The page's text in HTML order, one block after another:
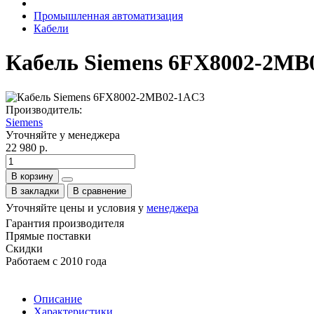
Промышленная автоматизация
Кабели
Кабель Siemens 6FX8002-
Производитель:
Siemens
Уточняйте у менеджера
22 980 р.
В корзину
В закладки
В сравнение
Уточняйте цены и условия у менеджера
Гарантия производителя
Прямые поставки
Скидки
Работаем с 2010 года
Описание
Характеристики